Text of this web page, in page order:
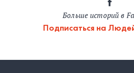
Больше историй в
Подписаться на